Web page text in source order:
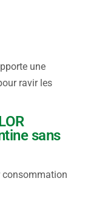
une
ravir les
sans
consommation